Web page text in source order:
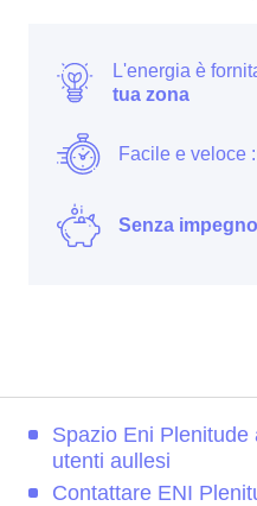
L'energia è
tua zona
Facile e veloce :
Senza impegno
Spazio Eni Plenitude
utenti aullesi
Contattare ENI